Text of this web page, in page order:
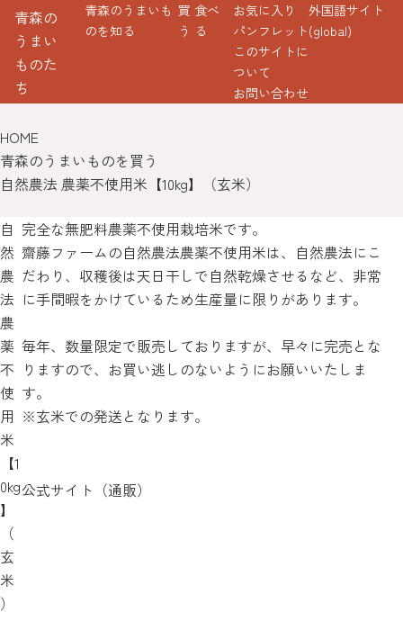
青森の
うまい
ものた
ち
青森のうまいも
のを知る
買
う
食べ
る
お気に入り
パンフレット
このサイトに
ついて
お問い合わせ
外国語サイト
(global)
HOME
青森のうまいものを買う
自然農法 農薬不使用米【10kg】（玄米）
自
然
農
法
農
薬
不
使
用
米
【1
0kg
】
（
玄
米
）
完全な無肥料農薬不使用栽培米です。
齋藤ファームの自然農法農薬不使用米は、自然農法にこ
だわり、収穫後は天日干しで自然乾燥させるなど、非常
に手間暇をかけているため生産量に限りがあります。
毎年、数量限定で販売しておりますが、早々に完売とな
りますので、お買い逃しのないようにお願いいたしま
す。
※玄米での発送となります。
公式サイト（通販）